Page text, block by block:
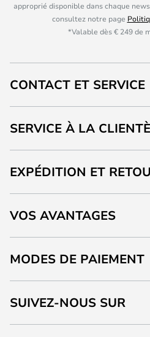
approprié disponible dans chaque
consultez notre page
*Valable dès € 249 de
CONTACT ET SERVICE
SERVICE À LA
EXPÉDITION ET
VOS AVANTAGES
MODES DE PAIEMENT
SUIVEZ-NOUS SUR